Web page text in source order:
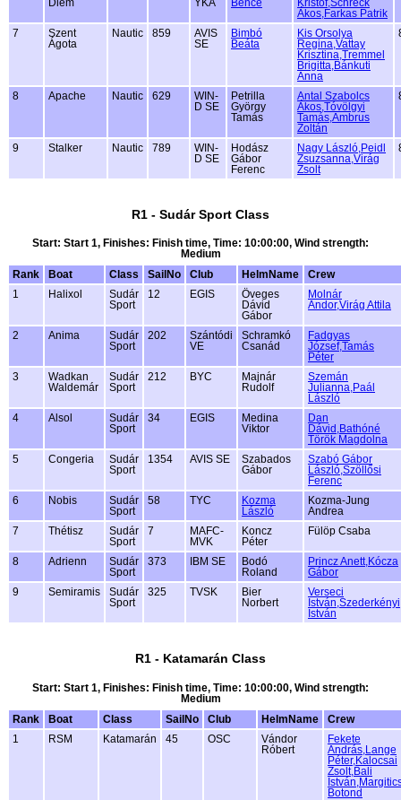
Diem
YKA
Bence
Kristóf,Schreck
Ákos,Farkas Patrik
7
Szent
Ágota
Nautic 859
AVIS
SE
Bimbó
Beáta
Kis Orsolya
Regina,Vattay
Krisztina,Tremmel
Brigitta,Bánkuti
Anna
8 Apache Nautic 629
WIN-
D SE
Petrilla
György
Tamás
Antal Szabolcs
Ákos,Tóvölgyi
Tamás,Ambrus
Zoltán
9 Stalker Nautic 789
WIN-
D SE
Hodász
Gábor
Ferenc
Nagy László,Peidl
Zsuzsanna,Virág
Zsolt
R1 - Sudár Sport Class
Start: Start 1, Finishes: Finish time, Time: 10:00:00, Wind strength:
Medium
Rank
Boat Class SailNo Club HelmName
Crew
1
Halixol
Sudár
Sport
12 EGIS
Öveges
Dávid
Gábor
Molnár
Andor,Virág Attila
2 Anima
Sudár
Sport
202
Szántódi
VE
Schramkó
Csanád
Fadgyas
József,Tamás
Péter
3
Wadkan
Waldemár
Sudár
Sport
212 BYC
Majnár
Rudolf
Szemán
Julianna,Paál
László
4
Alsol
Sudár
Sport
34 EGIS
Medina
Viktor
Dan
Dávid,Bathóné
Török Magdolna
5
Congeria
Sudár
Sport
1354 AVIS SE
Szabados
Gábor
Szabó Gábor
László,Szöllősi
Ferenc
6
Nobis
Sudár
Sport
58 TYC
Kozma
László
Kozma-Jung
Andrea
7
Thétisz
Sudár
Sport
7
MAFC-
MVK
Koncz
Péter
Fülöp Csaba
8 Adrienn
Sudár
Sport
373 IBM SE
Bodó
Roland
Princz Anett,Kócza
Gábor
9
Semiramis
Sudár
Sport
325 TVSK
Bier
Norbert
Verseci
István,Szederkényi
István
R1 - Katamarán Class
Start: Start 1, Finishes: Finish time, Time: 10:00:00, Wind strength:
Medium
Rank
Boat Class SailNo Club HelmName
Crew
1
RSM Katamarán 45 OSC
Vándor
Róbert
Fekete
András,Lange
Péter,Kalocsai
Zsolt,Bali
Botond